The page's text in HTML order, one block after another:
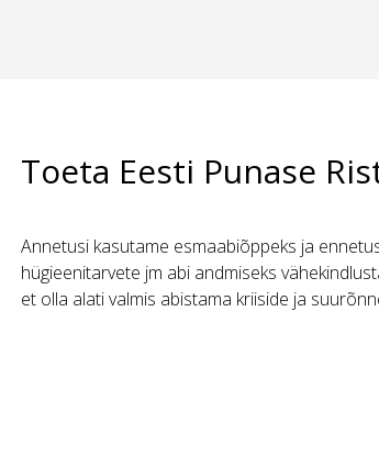
Toeta Eesti Punase
Annetusi kasutame esmaabiõppeks ja
hügieenitarvete jm abi andmiseks
et olla alati valmis abistama kriiside ja